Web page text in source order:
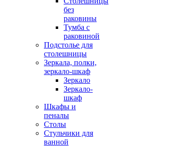
без
раковины
Тумба с
раковиной
Подстолье для
столешницы
Зеркала, полки,
зеркало-шкаф
Зеркало
Зеркало-
шкаф
Шкафы и
пеналы
Столы
Стульчики для
ванной